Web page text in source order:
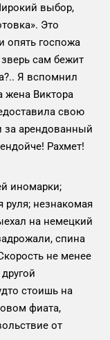
выбор,
Это
опять госпожа
сам бежит
Я вспомнил
жена Виктора
свою
за арендованный
Рахмет!
иномарки;
незнакомая
на немецкий
спина
не менее
стоишь на
фиата,
от